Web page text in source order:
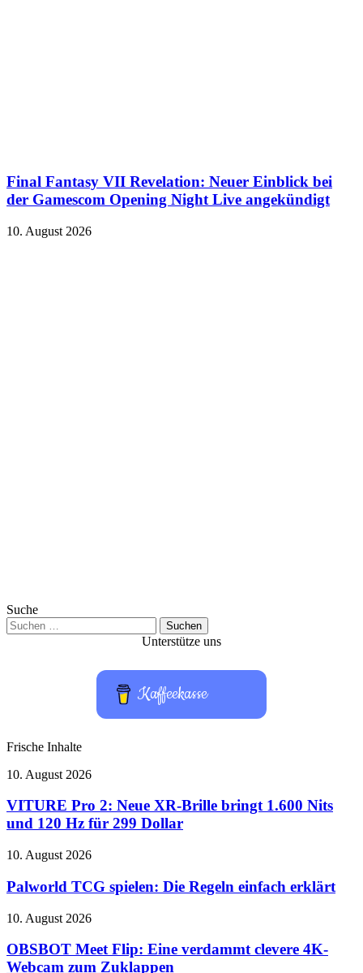
Final Fantasy VII Revelation: Neuer Einblick bei
der Gamescom Opening Night Live angekündigt
10. August 2026
Suche
Suchen
nach:
Unterstütze uns
Kaffeekasse
Frische Inhalte
VITURE
2:
Neue
XR-
bringt
Nits
120
für
299
10. August 2026
VITURE Pro 2: Neue XR-Brille bringt 1.600 Nits
und 120 Hz für 299 Dollar
Palworld
spielen:
Die
Regeln
einfach
erklärt
10. August 2026
Palworld TCG spielen: Die Regeln einfach erklärt
OBSBOT
Flip:
Eine
10. August 2026
OBSBOT Meet Flip: Eine verdammt clevere 4K-
Webcam zum Zuklappen